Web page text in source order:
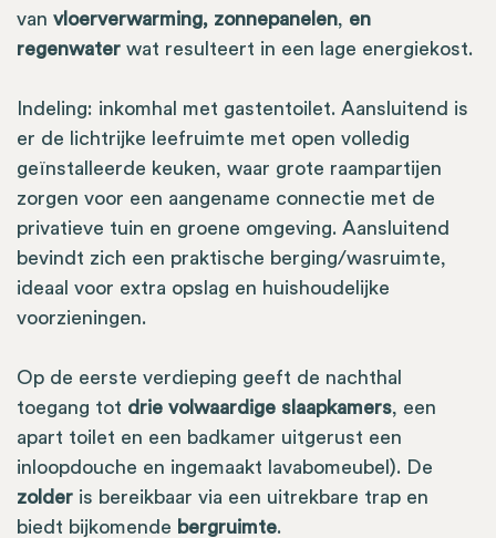
van vloerverwarming, zonnepanelen, en
regenwater wat resulteert in een lage energiekost.
Indeling: inkomhal met gastentoilet. Aansluitend is
er de lichtrijke leefruimte met open volledig
geïnstalleerde keuken, waar grote raampartijen
zorgen voor een aangename connectie met de
privatieve tuin en groene omgeving. Aansluitend
bevindt zich een praktische berging/wasruimte,
ideaal voor extra opslag en huishoudelijke
voorzieningen.
Op de eerste verdieping geeft de nachthal
toegang tot drie volwaardige slaapkamers, een
apart toilet en een badkamer uitgerust een
inloopdouche en ingemaakt lavabomeubel). De
zolder is bereikbaar via een uitrekbare trap en
biedt bijkomende bergruimte.